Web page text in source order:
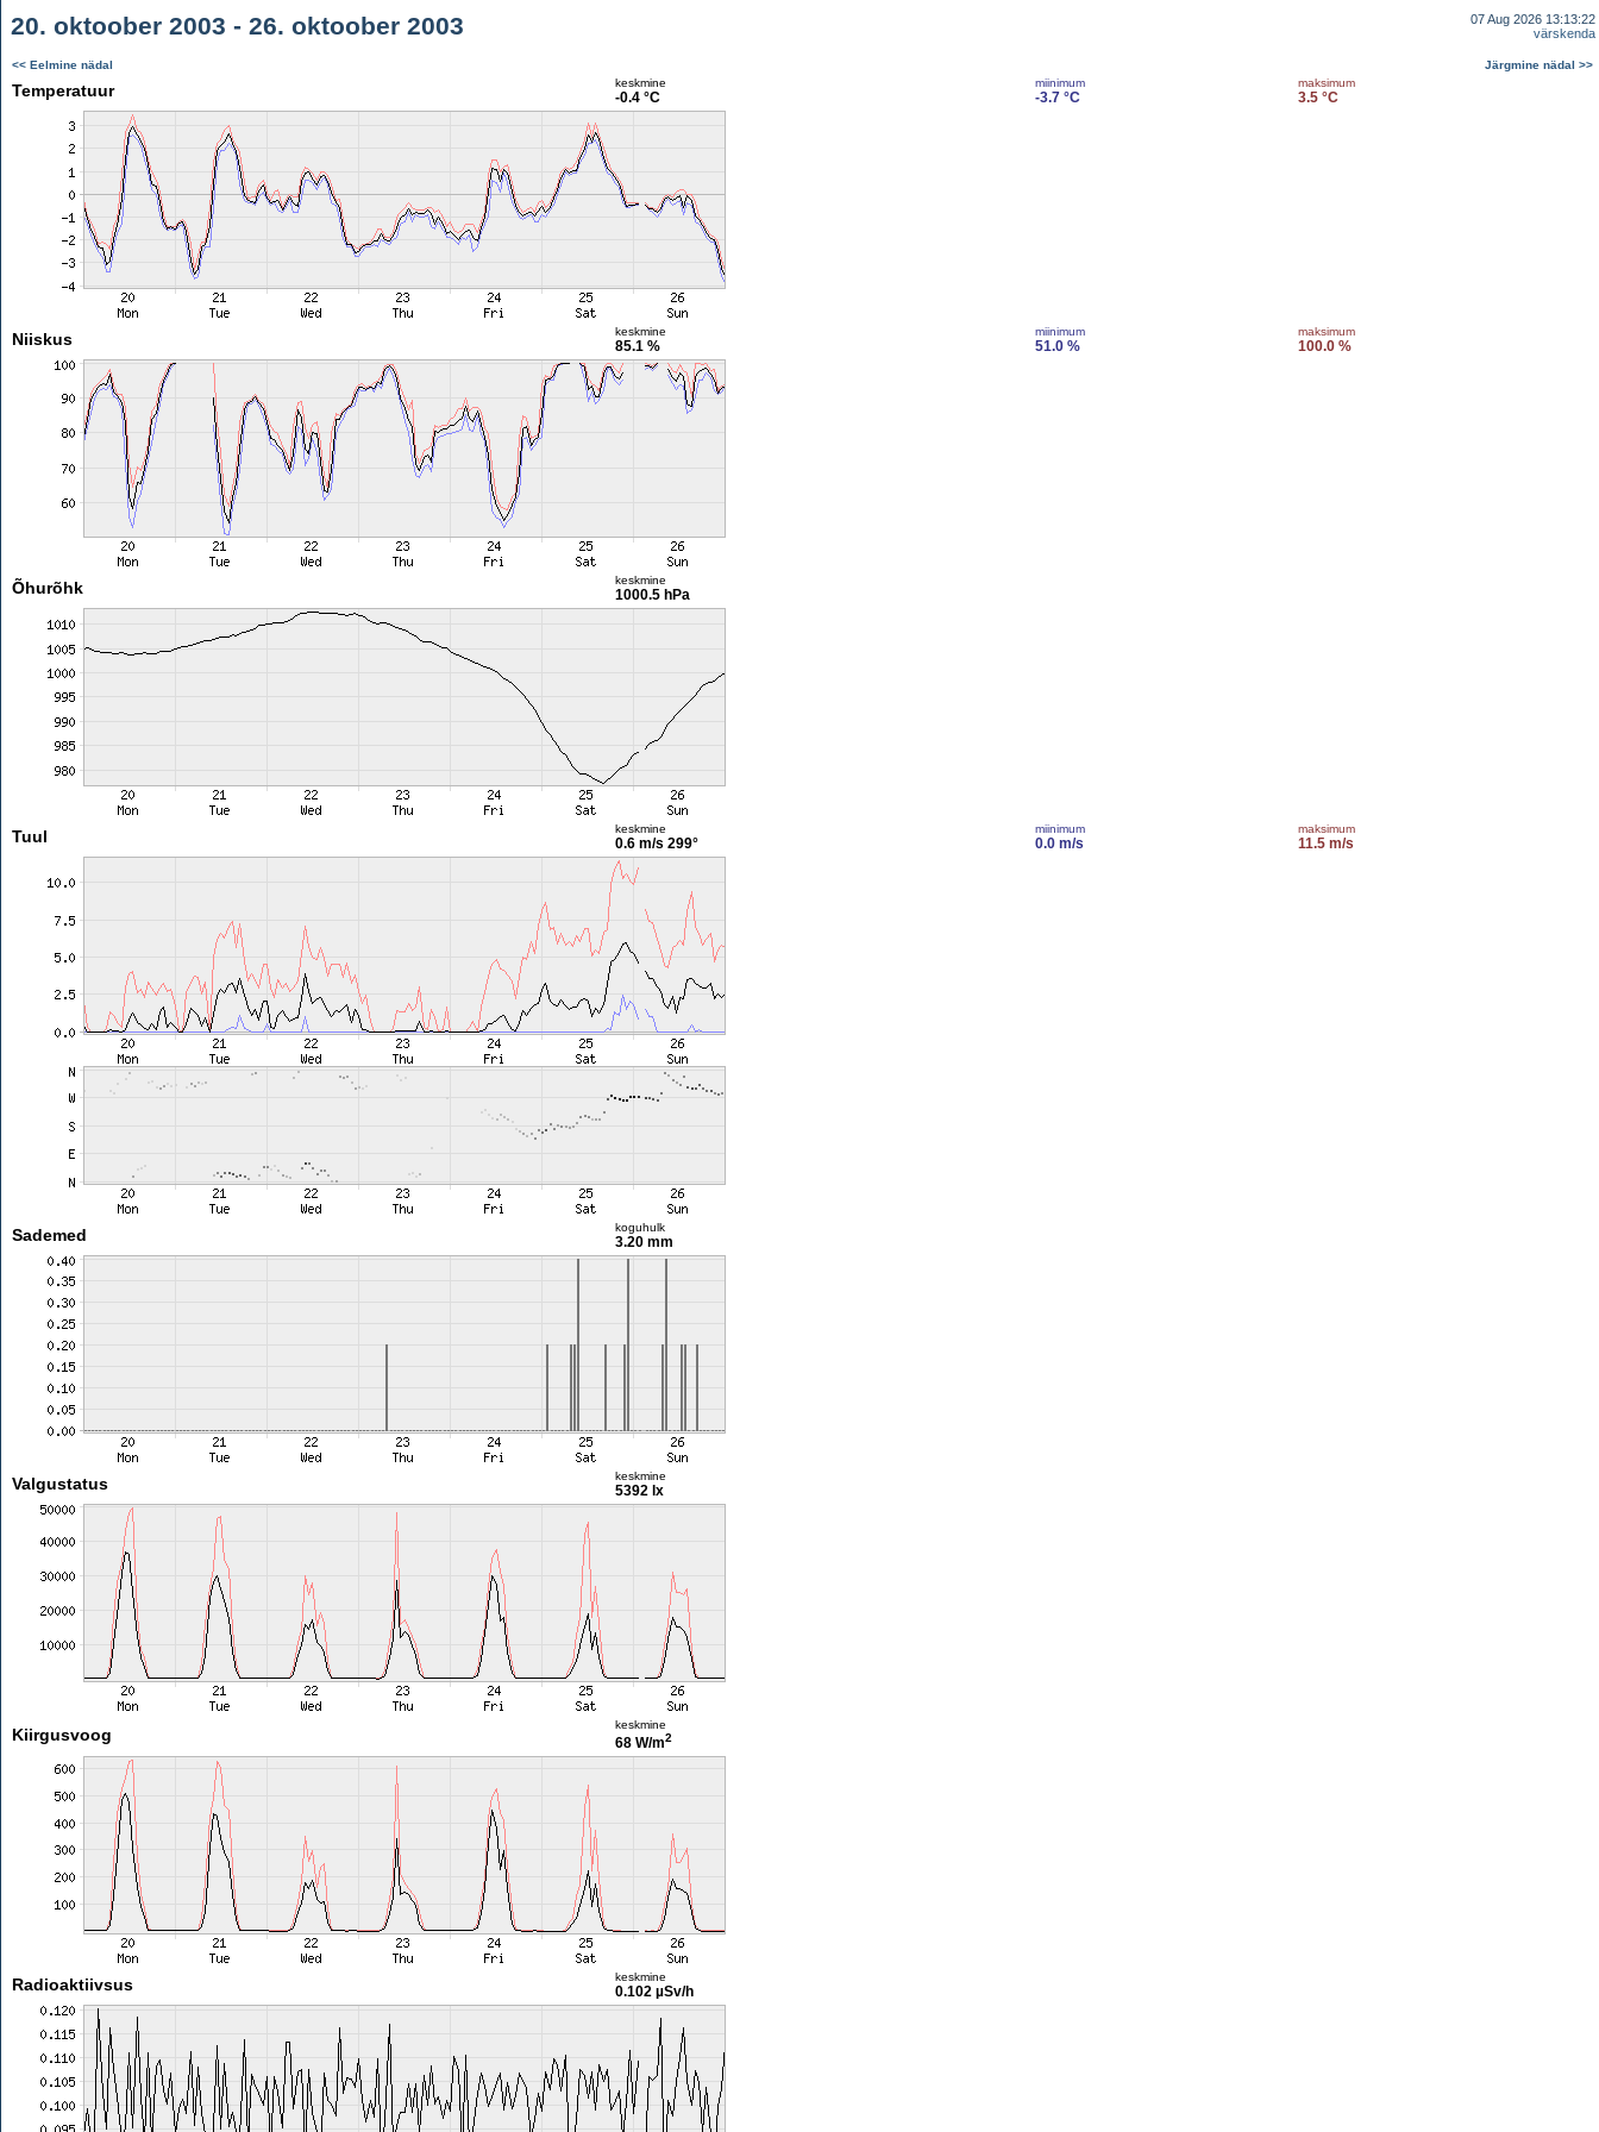
20. oktoober 2003 - 26. oktoober 2003
07 Aug 2026 13:13:22
värskenda
<< Eelmine nädal Järgmine nädal >>
Temperatuur keskmine
-0.4 °C
miinimum
-3.7 °C
maksimum
3.5 °C
Niiskus keskmine
85.1 %
miinimum
51.0 %
maksimum
100.0 %
Õhurõhk keskmine
1000.5 hPa
Tuul keskmine
0.6 m/s 299°
miinimum
0.0 m/s
maksimum
11.5 m/s
Sademed koguhulk
3.20 mm
Valgustatus keskmine
5392 lx
Kiirgusvoog
keskmine
68 W/m2
Radioaktiivsus keskmine
0.102 µSv/h